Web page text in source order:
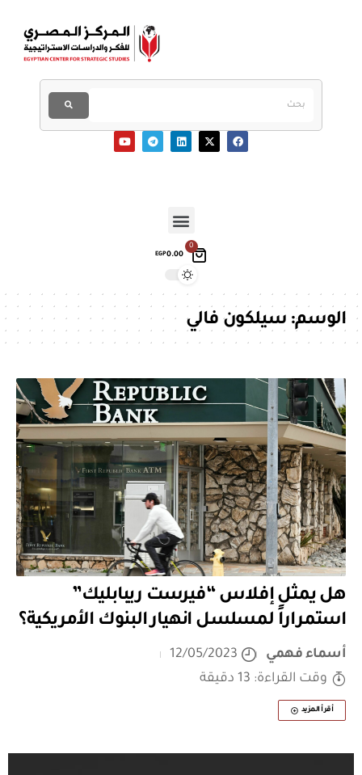
0
EGP0.00
الوسم:سيلكون فالي
هل يمثل إفلاس “فيرست ريبابليك”
استمراراً لمسلسل انهيار البنوك الأمريكية؟
أسماء فهمي
12/05/2023
وقت القراءة: 13 دقيقة
أقرأ المزيد